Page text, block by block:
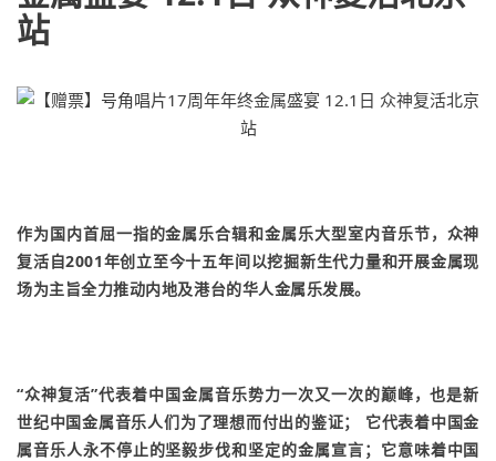
站
作为国内首屈一指的金属乐合辑和金属乐大型室内音乐节，众神
复活自2001年创立至今十五年间以挖掘新生代力量和开展金属现
场为主旨全力推动内地及港台的华人金属乐发展。
“众神复活”代表着中国金属音乐势力一次又一次的巅峰，也是新
世纪中国金属音乐人们为了理想而付出的鉴证； 它代表着中国金
属音乐人永不停止的坚毅步伐和坚定的金属宣言；它意味着中国